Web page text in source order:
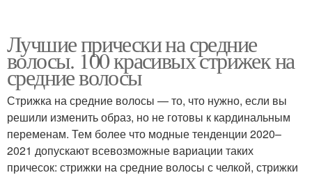
Лучшие прически на средние
волосы. 100 красивых стрижек на
средние волосы
Стрижка на средние волосы — то, что нужно, если вы
решили изменить образ, но не готовы к кардинальным
переменам. Тем более что модные тенденции 2020–
2021 допускают всевозможные вариации таких
причесок: стрижки на средние волосы с челкой, стрижки